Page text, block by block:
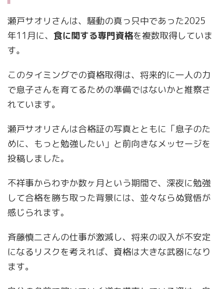
瀬戸サオリさんは、騒動の真っ只中であった2025
年11月に、 食に関する専門資格を複数取得していま
す。
このタイミングでの資格取得は、将来的に一人の力
で息子さんを育てるための準備ではないかと推察さ
れています。
瀬戸サオリさんは合格証の写真とともに「息子のた
めに、もっと勉強したい」と前向きなメッセージを
投稿しました。
不祥事からわずか数ヶ月という期間で、深夜に勉強
して合格を勝ち取った背景には、並々ならぬ覚悟が
感じられます。
斉藤慎二さんの仕事が激減し、将来の収入が不安定
になるリスクを考えれば、資格は大きな武器になり
ます。